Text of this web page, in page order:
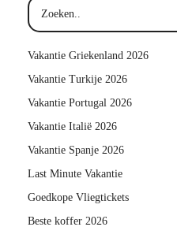
Vakantie Griekenland 2026
Vakantie Turkije 2026
Vakantie Portugal 2026
Vakantie Italië 2026
Vakantie Spanje 2026
Last Minute Vakantie
Goedkope Vliegtickets
Beste koffer 2026